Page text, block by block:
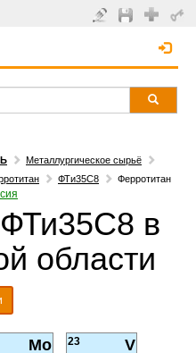
Металлургическое сырьё
ФТи35С8
Ферротитан
в
области
Mo V
23